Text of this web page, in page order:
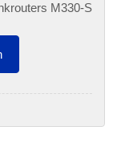
M330-Serie